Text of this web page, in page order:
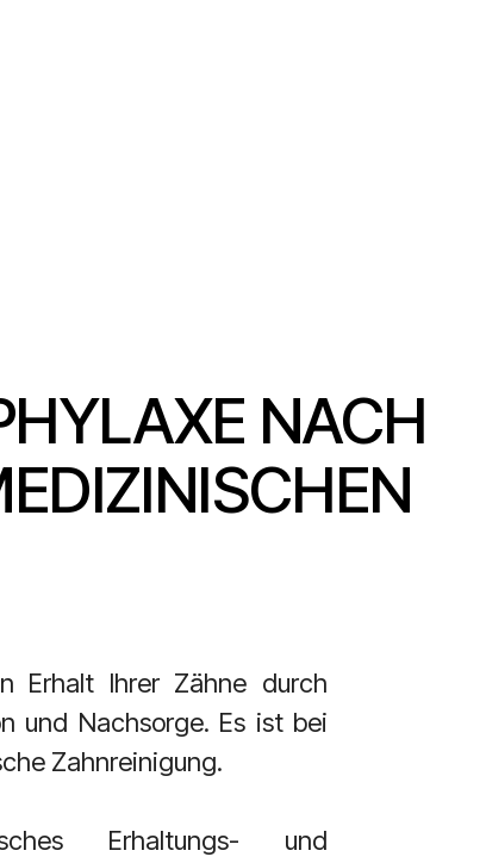
NACH
Erhalt Ihrer Zähne durch
und Nachsorge. Es ist bei
Zahnreinigung.
Erhaltungs- und